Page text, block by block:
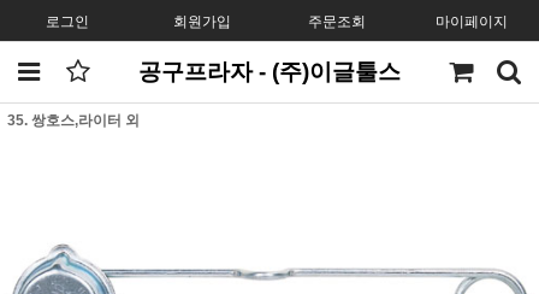
로그인 회원가입 주문조회 마이페이지
공구프라자 - (주)이글툴스
35. 쌍호스,라이터 외